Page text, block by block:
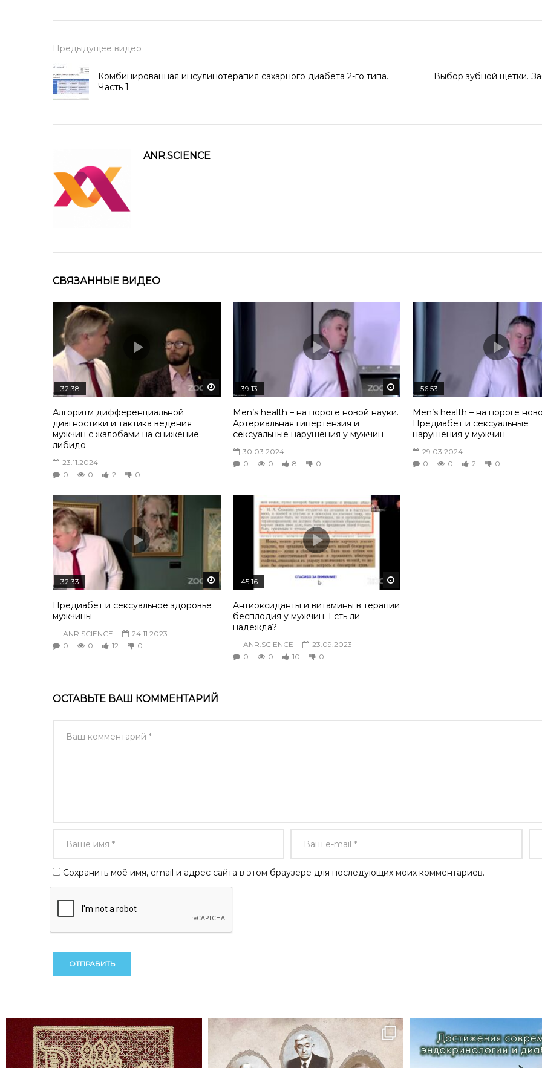
Предыдущее видео
Комбинированная инсулинотерапия сахарного диабета 2-го типа.
Часть 1
Выбор зубной щетки.
ANR.SCIENCE
СВЯЗАННЫЕ ВИДЕО
Смотреть потом
32:38
Алгоритм дифференциальной
диагностики и тактика ведения
мужчин с жалобами на снижение
либидо
23.11.2024
0
0 2 0
Смотреть потом
39:13
Men’s health – на пороге новой науки.
Артериальная гипертензия и
сексуальные нарушения у мужчин
30.03.2024
0
0 8 0
56:53
Men’s health – на пороге
Предиабет и сексуальные
нарушения у мужчин
29.03.2024
0
0 2 0
Смотреть потом
32:33
Предиабет и сексуальное здоровье
мужчины
ANR.SCIENCE
24.11.2023
0
0 12 0
45:16
Антиоксиданты и витамины в терапии
бесплодия у мужчин. Есть ли
надежда?
ANR.SCIENCE
23.09.2023
0
0 10 0
ОСТАВЬТЕ ВАШ КОММЕНТАРИЙ
Сохранить моё имя, email и адрес сайта в этом браузере для последующих моих комментариев.